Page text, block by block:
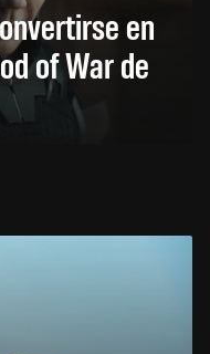
en
of War de